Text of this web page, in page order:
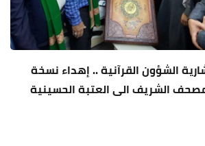
الشؤون القرآنية .. إهداء نسخة
الشريف الى العتبة الحسينية